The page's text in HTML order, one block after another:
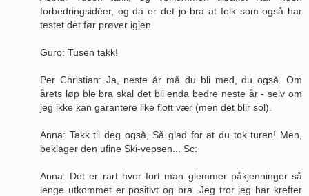
forbedringsidéer, og da er det jo bra at folk som også har
testet det før prøver igjen.
Guro: Tusen takk!
Per Christian: Ja, neste år må du bli med, du også. Om
årets løp ble bra skal det bli enda bedre neste år - selv om
jeg ikke kan garantere like flott vær (men det blir sol).
Anna: Takk til deg også, Så glad for at du tok turen! Men,
beklager den ufine Ski-vepsen... Sc:
Anna: Det er rart hvor fort man glemmer påkjenninger så
lenge utkommet er positivt og bra. Jeg tror jeg har krefter